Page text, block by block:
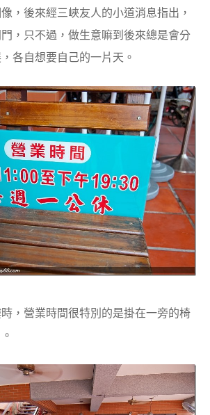
，後來經三峽友人的小道消息指出，
，只不過，做生意嘛到後來總是會分
各自想要自己的一片天。
，營業時間很特別的是掛在一旁的椅